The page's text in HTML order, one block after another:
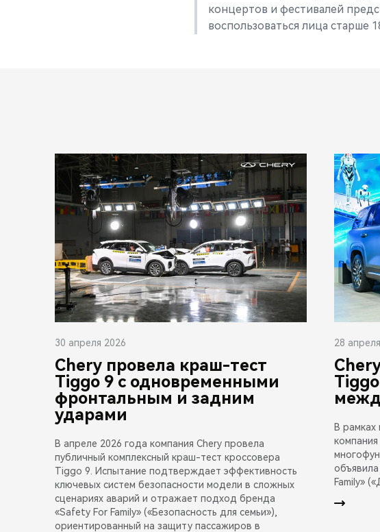
концертов и фестивалей
воспользоваться лица старше
30 апреля 2026
Chery провела краш-тест
Tiggo 9 с одновременными
фронтальным и задним
ударами
В апреле 2026 года компания Chery провела
публичный комплексный краш-тест кроссовера
Tiggo 9. Испытание подтверждает эффективность
ключевых систем безопасности модели в сложных
сценариях аварий и отражает подход бренда
«Safety For Family» («Безопасность для семьи»),
ориентированный на защиту пассажиров в
28
В
Family»